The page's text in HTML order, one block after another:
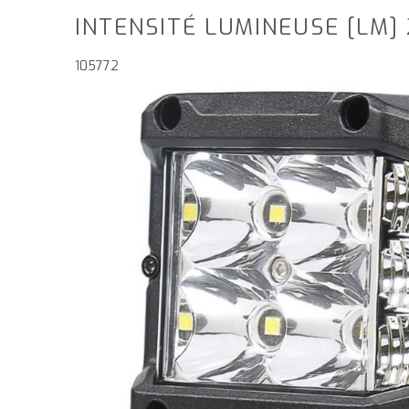
INTENSITÉ LUMINEUSE
105772